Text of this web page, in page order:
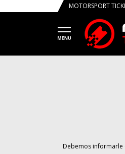
MOTORSPORT
Debemos informarle